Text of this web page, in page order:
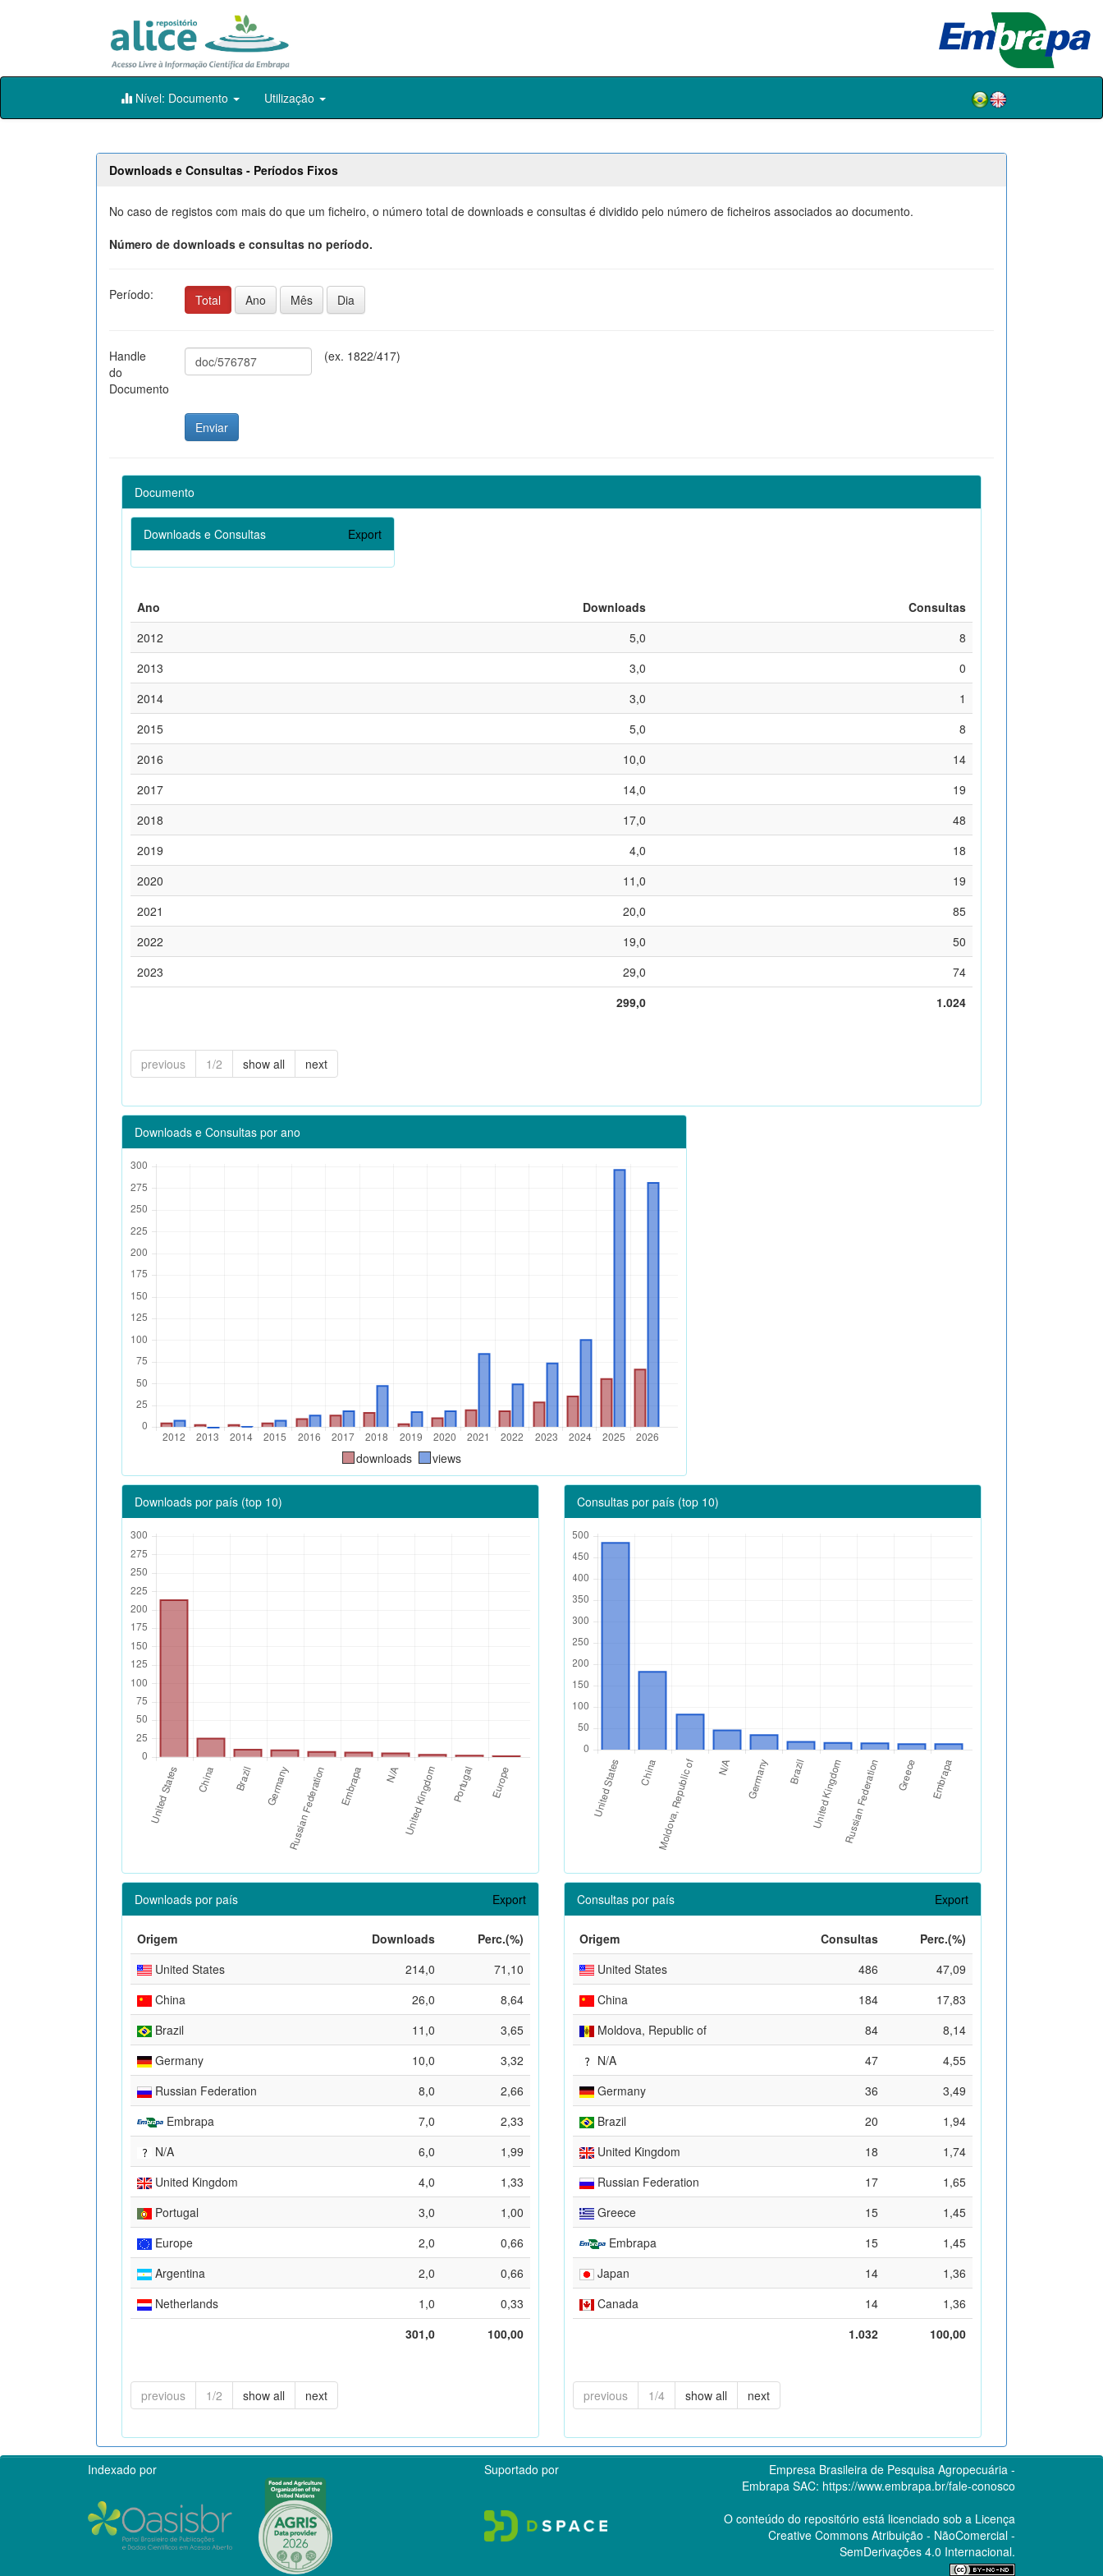
Skip
Nível: Documento Utilização
Downloads e Consultas - Períodos Fixos
No caso de registos com mais do que um ficheiro, o número total de downloads e consultas é dividido pelo número de ficheiros associados ao documento.
Número de downloads e consultas no período.
Período: Total Ano Mês Dia
Handle
do
Documento
(ex. 1822/417)
Documento
Downloads e Consultas Export
Ano Downloads
Consultas
2012
5,0
8
2013
3,0
0
2014
3,0
1
2015
5,0
8
2016
10,0
14
2017
14,0
19
2018
17,0
48
2019
4,0
18
2020
11,0
19
2021
20,0
85
2022
19,0
50
2023
29,0
74
299,0
1.024
previous 1/2 show all next
Downloads e Consultas por ano
downloads views
Downloads por país (top 10) Consultas por país (top 10)
Downloads por país Export
Origem Downloads
Perc.(%)
United States
214,0
71,10
China
26,0
8,64
Brazil
11,0
3,65
Germany
10,0
3,32
Russian Federation
8,0
2,66
Embrapa
7,0
2,33
N/A
6,0
1,99
United Kingdom
4,0
1,33
Portugal
3,0
1,00
Europe
2,0
0,66
Argentina
2,0
0,66
Netherlands
1,0
0,33
301,0
100,00
previous 1/2 show all next
Consultas por país Export
Origem Consultas
Perc.(%)
United States
486
47,09
China
184
17,83
Moldova, Republic of
84
8,14
N/A
47
4,55
Germany
36
3,49
Brazil
20
1,94
United Kingdom
18
1,74
Russian Federation
17
1,65
Greece
15
1,45
Embrapa
15
1,45
Japan
14
1,36
Canada
14
1,36
1.032
100,00
previous 1/4 show all next
Indexado por Suportado por
Empresa Brasileira de Pesquisa Agropecuária -
Embrapa SAC: https://www.embrapa.br/fale-conosco
O conteúdo do repositório está licenciado sob a Licença
Creative CommonsAtribuição - NãoComercial -
SemDerivações 4.0 Internacional.